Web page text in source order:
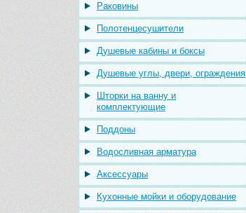
Раковины
Полотенцесушители
Душевые кабины и боксы
Душевые углы, двери, ограждения
Шторки на ванну и
комплектующие
Поддоны
Водосливная арматура
Аксессуары
Кухонные мойки и оборудование